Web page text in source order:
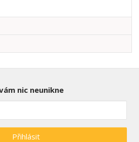
nic neunikne
Přihlásit